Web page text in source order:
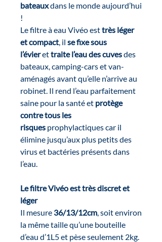
bateauxdans le monde aujourd’hui
!
Le filtre à eau Vivéo esttrès léger
et compact, il se fixe sous
l’évierettraite l’eau des cuvesdes
bateaux, camping-cars et van-
aménagés avant qu’elle n’arrive au
robinet. Il rend l’eau parfaitement
saine pour la santé et protège
contre tous les
risques prophylactiques car il
élimine jusqu’aux plus petits des
virus et bactéries présents dans
l’eau.
Le filtre Vivéo est très discret et
léger
Il mesure 36/13/12cm, soit environ
la même taille qu’une bouteille
d’eau d’1L5 et pèse seulement 2kg.